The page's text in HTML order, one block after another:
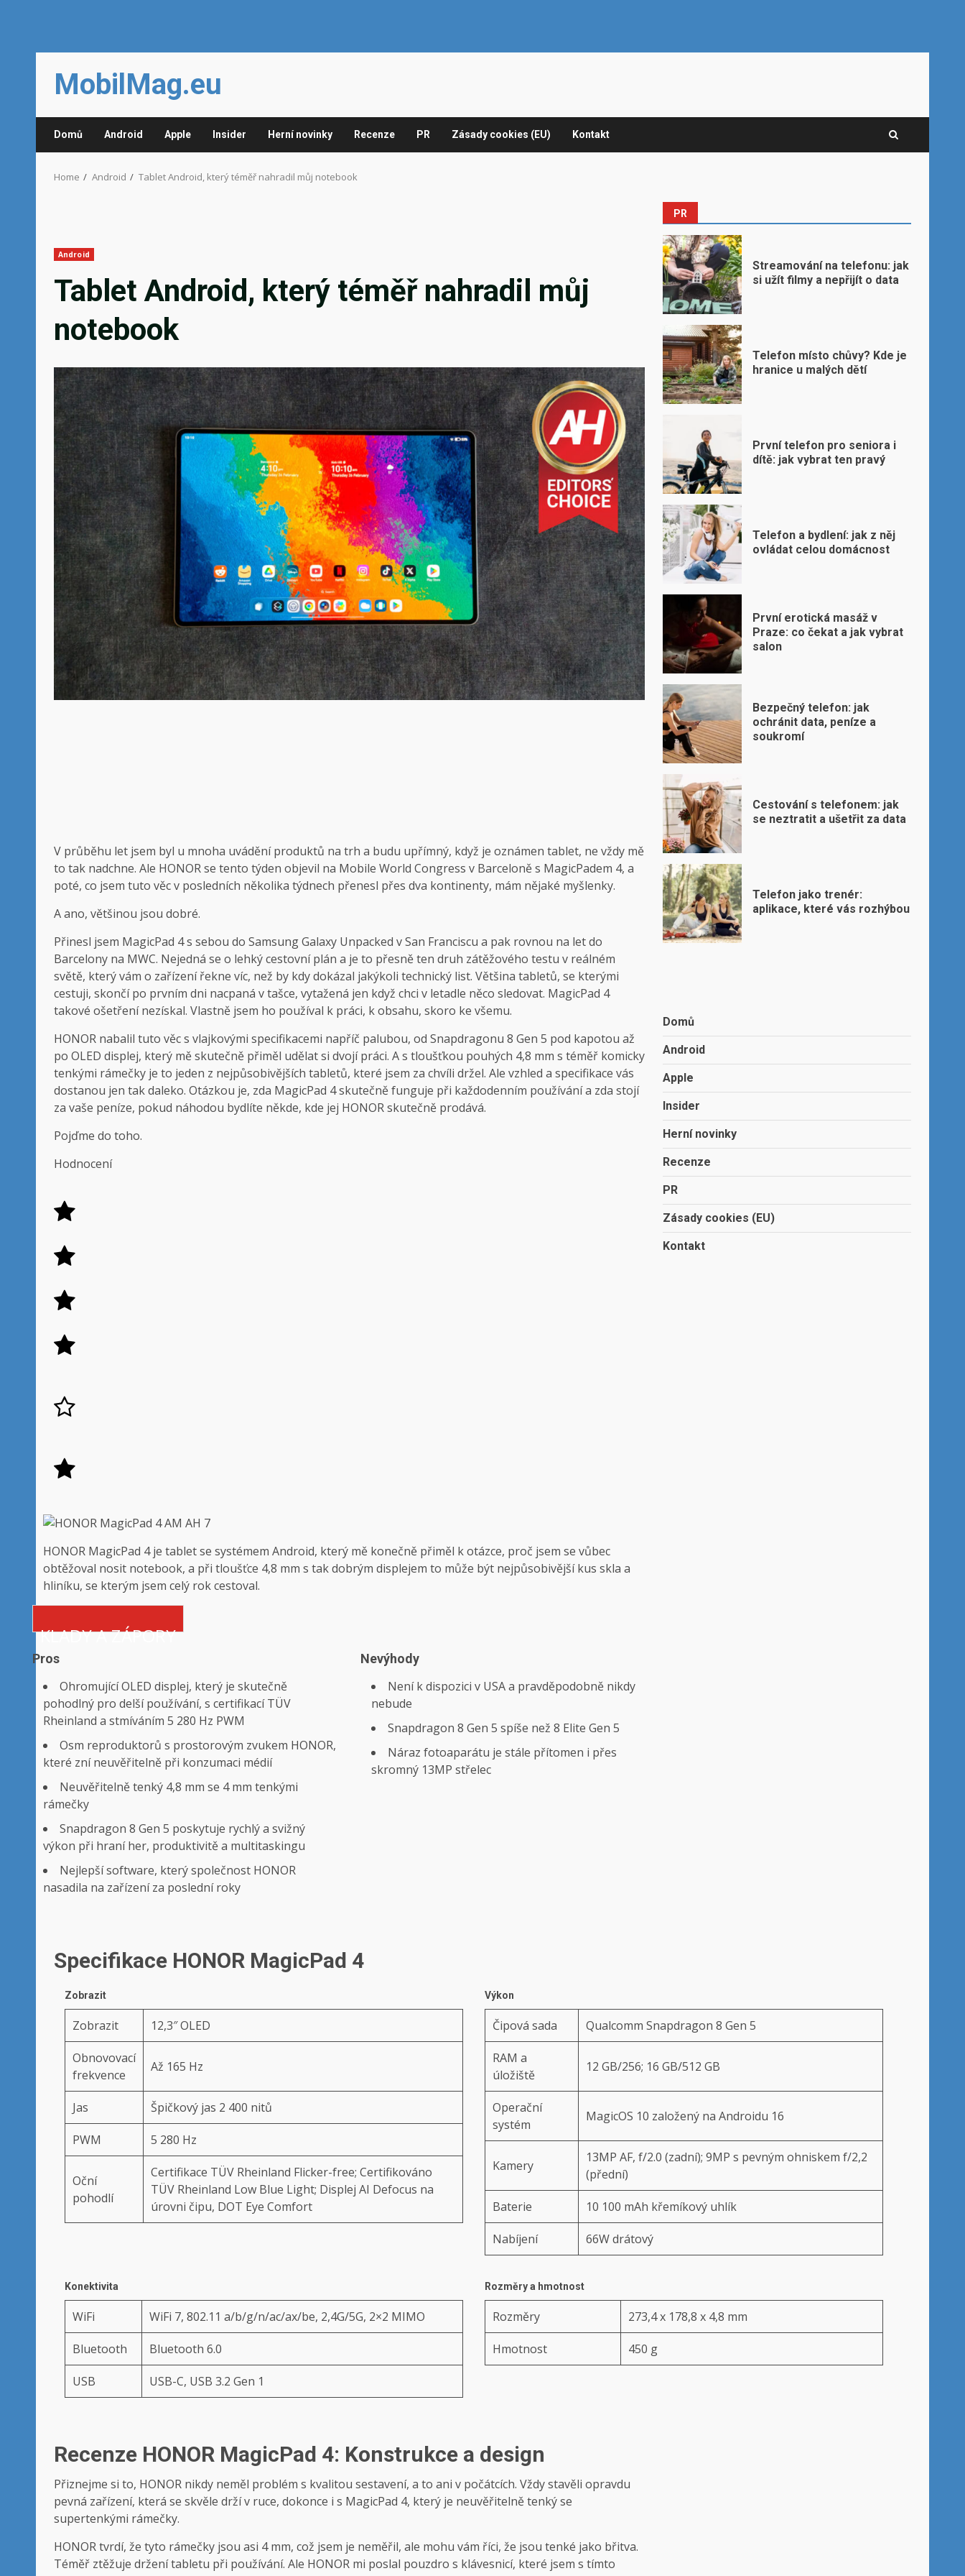
content
MobilMag.eu
Domů Android Apple Insider Herní novinky Recenze PR Zásady cookies (EU) Kontakt
Home Android Tablet Android, který téměř nahradil můj notebook
Android
Tablet Android, který téměř nahradil můj
notebook
V průběhu let jsem byl u mnoha uvádění produktů na trh a budu upřímný, když je oznámen tablet, ne vždy mě
to tak nadchne. Ale HONOR se tento týden objevil na Mobile World Congress v Barceloně s MagicPadem 4, a
poté, co jsem tuto věc v posledních několika týdnech přenesl přes dva kontinenty, mám nějaké myšlenky.
A ano, většinou jsou dobré.
Přinesl jsem MagicPad 4 s sebou do Samsung Galaxy Unpacked v San Franciscu a pak rovnou na let do
Barcelony na MWC. Nejedná se o lehký cestovní plán a je to přesně ten druh zátěžového testu v reálném
světě, který vám o zařízení řekne víc, než by kdy dokázal jakýkoli technický list. Většina tabletů, se kterými
cestuji, skončí po prvním dni nacpaná v tašce, vytažená jen když chci v letadle něco sledovat. MagicPad 4
takové ošetření nezískal. Vlastně jsem ho používal k práci, k obsahu, skoro ke všemu.
HONOR nabalil tuto věc s vlajkovými specifikacemi napříč palubou, od Snapdragonu 8 Gen 5 pod kapotou až
po OLED displej, který mě skutečně přiměl udělat si dvojí práci. A s tloušťkou pouhých 4,8 mm s téměř komicky
tenkými rámečky je to jeden z nejpůsobivějších tabletů, které jsem za chvíli držel. Ale vzhled a specifikace vás
dostanou jen tak daleko. Otázkou je, zda MagicPad 4 skutečně funguje při každodenním používání a zda stojí
za vaše peníze, pokud náhodou bydlíte někde, kde jej HONOR skutečně prodává.
Pojďme do toho.
Hodnocení
HONOR MagicPad 4 je tablet se systémem Android, který mě konečně přiměl k otázce, proč jsem se vůbec
obtěžoval nosit notebook, a při tloušťce 4,8 mm s tak dobrým displejem to může být nejpůsobivější kus skla a
hliníku, se kterým jsem celý rok cestoval.
KLADY A ZÁPORY
Pros
Ohromující OLED displej, který je skutečně
pohodlný pro delší používání, s certifikací TÜV
Rheinland a stmíváním 5 280 Hz PWM
Osm reproduktorů s prostorovým zvukem HONOR,
které zní neuvěřitelně při konzumaci médií
Neuvěřitelně tenký 4,8 mm se 4 mm tenkými
rámečky
Snapdragon 8 Gen 5 poskytuje rychlý a svižný
výkon při hraní her, produktivitě a multitaskingu
Nejlepší software, který společnost HONOR
nasadila na zařízení za poslední roky
Nevýhody
Není k dispozici v USA a pravděpodobně nikdy
nebude
Snapdragon 8 Gen 5 spíše než 8 Elite Gen 5
Náraz fotoaparátu je stále přítomen i přes
skromný 13MP střelec
Specifikace HONOR MagicPad 4
Zobrazit
Zobrazit 12,3″ OLED
Obnovovací
frekvence
Až 165 Hz
Jas Špičkový jas 2 400 nitů
PWM 5 280 Hz
Oční
pohodlí
Certifikace TÜV Rheinland Flicker-free; Certifikováno
TÜV Rheinland Low Blue Light; Displej AI Defocus na
úrovni čipu, DOT Eye Comfort
Výkon
Čipová sada Qualcomm Snapdragon 8 Gen 5
RAM a
úložiště
12 GB/256; 16 GB/512 GB
Operační
systém
MagicOS 10 založený na Androidu 16
Kamery
13MP AF, f/2.0 (zadní); 9MP s pevným ohniskem f/2,2
(přední)
Baterie 10 100 mAh křemíkový uhlík
Nabíjení 66W drátový
Konektivita
WiFi WiFi 7, 802.11 a/b/g/n/ac/ax/be, 2,4G/5G, 2×2 MIMO
Bluetooth Bluetooth 6.0
USB USB-C, USB 3.2 Gen 1
Rozměry a hmotnost
Rozměry 273,4 x 178,8 x 4,8 mm
Hmotnost 450 g
Recenze HONOR MagicPad 4: Konstrukce a design
Přiznejme si to, HONOR nikdy neměl problém s kvalitou sestavení, a to ani v počátcích. Vždy stavěli opravdu
pevná zařízení, která se skvěle drží v ruce, dokonce i s MagicPad 4, který je neuvěřitelně tenký se
supertenkými rámečky.
HONOR tvrdí, že tyto rámečky jsou asi 4 mm, což jsem je neměřil, ale mohu vám říci, že jsou tenké jako břitva.
Téměř ztěžuje držení tabletu při používání. Ale HONOR mi poslal pouzdro s klávesnicí, které jsem s tímto
PR
Streamování na telefonu: jak
si užít filmy a nepřijít o data
Telefon místo chůvy? Kde je
hranice u malých dětí
První telefon pro seniora i
dítě: jak vybrat ten pravý
Telefon a bydlení: jak z něj
ovládat celou domácnost
První erotická masáž v
Praze: co čekat a jak vybrat
salon
Bezpečný telefon: jak
ochránit data, peníze a
soukromí
Cestování s telefonem: jak
se neztratit a ušetřit za data
Telefon jako trenér:
aplikace, které vás rozhýbou
Domů
Android
Apple
Insider
Herní novinky
Recenze
PR
Zásady cookies (EU)
Kontakt